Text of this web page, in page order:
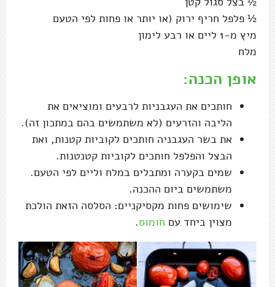
½ פלפל חריף ירוק (או יותר או פחות לפי הטעם
מיץ מ-1 ליים או רבע לימון
מלח
אופן הכנה:
חותכים את העגבניות לרבעים ומוציאים את
הליבה והזרעים (לא משתמשים בהם במתכון זה).
את בשר העגבניה חותכים לקוביות קטנות, ואת
הבצל והפלפל חותכים לקוביות קטנטנות.
שמים בקערה ומתבלים במלח וליים לפי הטעם.
משתמשים ביום ההכנה.
שימושים פחות מקסיקניים: הסלסה הזאת הולכת
מצוין ביחד עם חומוס.